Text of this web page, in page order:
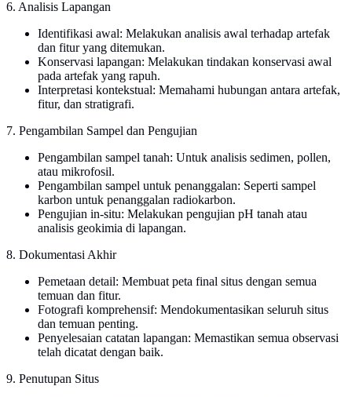
6. Analisis Lapangan
Identifikasi awal: Melakukan analisis awal terhadap artefak
dan fitur yang ditemukan.
Konservasi lapangan: Melakukan tindakan konservasi awal
pada artefak yang rapuh.
Interpretasi kontekstual: Memahami hubungan antara artefak,
fitur, dan stratigrafi.
7. Pengambilan Sampel dan Pengujian
Pengambilan sampel tanah: Untuk analisis sedimen, pollen,
atau mikrofosil.
Pengambilan sampel untuk penanggalan: Seperti sampel
karbon untuk penanggalan radiokarbon.
Pengujian in-situ: Melakukan pengujian pH tanah atau
analisis geokimia di lapangan.
8. Dokumentasi Akhir
Pemetaan detail: Membuat peta final situs dengan semua
temuan dan fitur.
Fotografi komprehensif: Mendokumentasikan seluruh situs
dan temuan penting.
Penyelesaian catatan lapangan: Memastikan semua observasi
telah dicatat dengan baik.
9. Penutupan Situs